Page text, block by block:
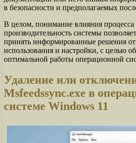
в безопасности и предполагаемых
В целом, понимание влияния процесса
производительность системы
принять информированные решения
использования и настройки, с целью
оптимальной работы операционной
Удаление или
Msfeedssync.exe в
системе Windows 11